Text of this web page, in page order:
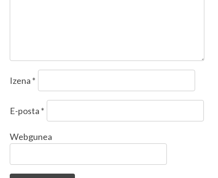
Izena *
E-posta *
Webgunea